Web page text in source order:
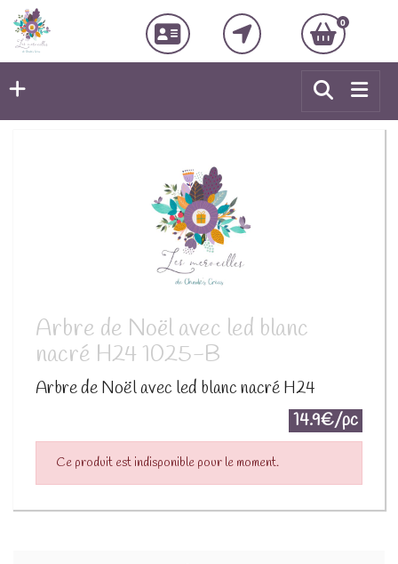
0
Arbre de Noël avec led blanc
nacré H24 1025-B
Arbre de Noël avec led blanc nacré H24
14.9€/pc
Ce produit est indisponible pour le moment.